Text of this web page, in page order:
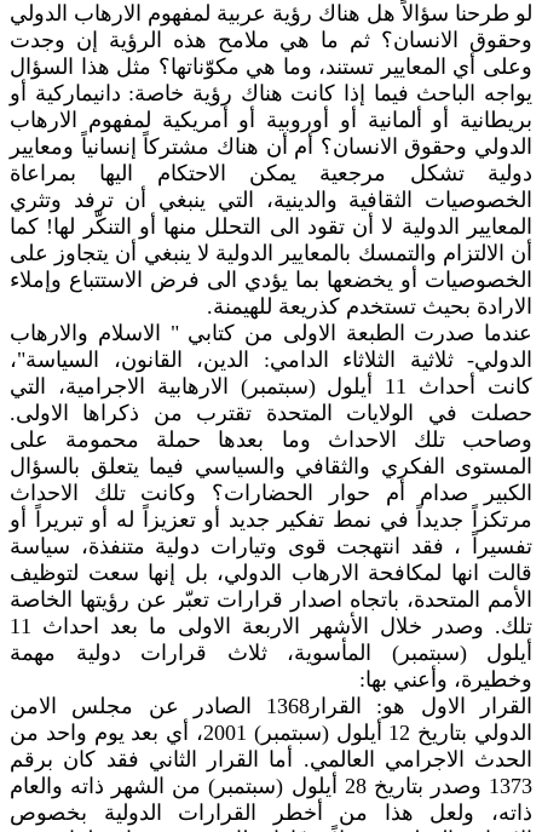
لو طرحنا سؤالاً هل هناك رؤية عربية لمفهوم الارهاب الدولي
وحقوق الانسان؟ ثم ما هي ملامح هذه الرؤية إن وجدت
وعلى أي المعايير تستند، وما هي مكوّناتها؟ مثل هذا السؤال
يواجه الباحث فيما إذا كانت هناك رؤية خاصة: دانيماركية أو
بريطانية أو ألمانية أو أوروبية أو أمريكية لمفهوم الارهاب
الدولي وحقوق الانسان؟ أم أن هناك مشتركاً إنسانياً ومعايير
دولية تشكل مرجعية يمكن الاحتكام اليها بمراعاة
الخصوصيات الثقافية والدينية، التي ينبغي أن ترفد وتثري
المعايير الدولية لا أن تقود الى التحلل منها أو التنكّر لها! كما
أن الالتزام والتمسك بالمعايير الدولية لا ينبغي أن يتجاوز على
الخصوصيات أو يخضعها بما يؤدي الى فرض الاستتباع وإملاء
الارادة بحيث تستخدم كذريعة للهيمنة.
عندما صدرت الطبعة الاولى من كتابي " الاسلام والارهاب
الدولي- ثلاثية الثلاثاء الدامي: الدين، القانون، السياسة"،
كانت أحداث 11 أيلول (سبتمبر) الارهابية الاجرامية، التي
حصلت في الولايات المتحدة تقترب من ذكراها الاولى.
وصاحب تلك الاحداث وما بعدها حملة محمومة على
المستوى الفكري والثقافي والسياسي فيما يتعلق بالسؤال
الكبير صدام أم حوار الحضارات؟ وكانت تلك الاحداث
مرتكزاً جديداً في نمط تفكير جديد أو تعزيزاً له أو تبريراً أو
تفسيراً ، فقد انتهجت قوى وتيارات دولية متنفذة، سياسة
قالت انها لمكافحة الارهاب الدولي، بل إنها سعت لتوظيف
الأمم المتحدة، باتجاه اصدار قرارات تعبّر عن رؤيتها الخاصة
تلك. وصدر خلال الأشهر الاربعة الاولى ما بعد احداث 11
أيلول (سبتمبر) المأسوية، ثلاث قرارات دولية مهمة
وخطيرة، وأعني بها:
القرار الاول هو: القرار1368 الصادر عن مجلس الامن
الدولي بتاريخ 12 أيلول (سبتمبر) 2001، أي بعد يوم واحد من
الحدث الاجرامي العالمي. أما القرار الثاني فقد كان برقم
1373 وصدر بتاريخ 28 أيلول (سبتمبر) من الشهر ذاته والعام
ذاته، ولعل هذا من أخطر القرارات الدولية بخصوص